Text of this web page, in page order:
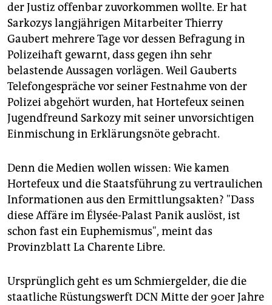
der Justiz offenbar zuvorkommen wollte. Er hat
Sarkozys langjährigen Mitarbeiter Thierry
Gaubert mehrere Tage vor dessen Befragung in
Polizeihaft gewarnt, dass gegen ihn sehr
belastende Aussagen vorlägen. Weil Gauberts
Telefongespräche vor seiner Festnahme von der
Polizei abgehört wurden, hat Hortefeux seinen
Jugendfreund Sarkozy mit seiner unvorsichtigen
Einmischung in Erklärungsnöte gebracht.
Denn die Medien wollen wissen: Wie kamen
Hortefeux und die Staatsführung zu vertraulichen
Informationen aus den Ermittlungsakten? "Dass
diese Affäre im Élysée-Palast Panik auslöst, ist
schon fast ein Euphemismus", meint das
Provinzblatt La Charente Libre.
Ursprünglich geht es um Schmiergelder, die die
staatliche Rüstungswerft DCN Mitte der 90er Jahre